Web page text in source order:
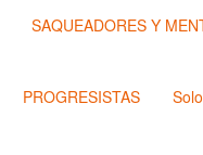
SAQUEADORES Y
PROGRESISTAS